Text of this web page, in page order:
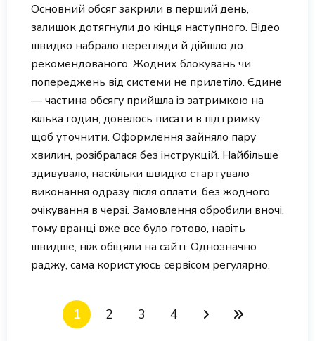
Основний обсяг закрили в перший день,
залишок дотягнули до кінця наступного. Відео
швидко набрало перегляди й дійшло до
рекомендованого. Жодних блокувань чи
попереджень від системи не прилетіло. Єдине
— частина обсягу прийшла із затримкою на
кілька годин, довелось писати в підтримку
щоб уточнити. Оформлення зайняло пару
хвилин, розібралася без інструкцій. Найбільше
здивувало, наскільки швидко стартувало
виконання одразу після оплати, без жодного
очікування в черзі. Замовлення обробили вночі,
тому вранці вже все було готово, навіть
швидше, ніж обіцяли на сайті. Однозначно
раджу, сама користуюсь сервісом регулярно.
1 2 3 4